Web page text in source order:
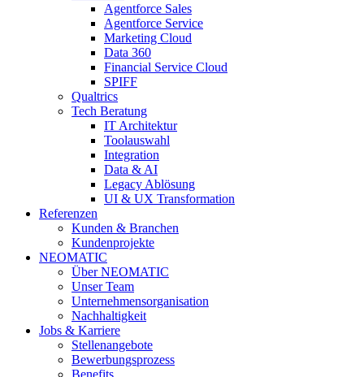
Agentforce Sales
Agentforce Service
Marketing Cloud
Data 360
Financial Service Cloud
SPIFF
Qualtrics
Tech Beratung
IT Architektur
Toolauswahl
Integration
Data & AI
Legacy Ablösung
UI & UX Transformation
Referenzen
Kunden & Branchen
Kundenprojekte
NEOMATIC
Über NEOMATIC
Unser Team
Unternehmensorganisation
Nachhaltigkeit
Jobs & Karriere
Stellenangebote
Bewerbungsprozess
Benefits